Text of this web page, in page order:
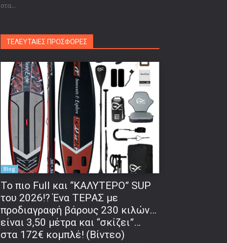
στα...
ΤΕΛΕΥΤΑΙΕΣ ΠΡΟΣΦΟΡΕΣ
Blog
To πιο Full και “ΚΑΛΥΤΕΡΟ” SUP
του 2026!? Ένα ΤΕΡΑΣ με
προδιαγραφή βάρους 230 κιλών…
είναι 3,50 μέτρα και “σκίζει”…
στα 172€ κομπλέ! (Βίντεο)